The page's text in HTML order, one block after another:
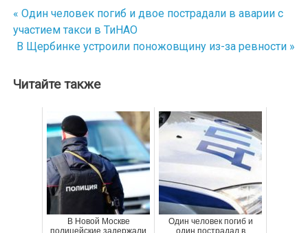
Навигация
по
« Один человек погиб и двое пострадали в аварии с
участием такси в ТиНАО
В Щербинке устроили поножовщину из-за ревности »
Читайте также
В Новой Москве
полицейские задержали
Один человек погиб и
один пострадал в